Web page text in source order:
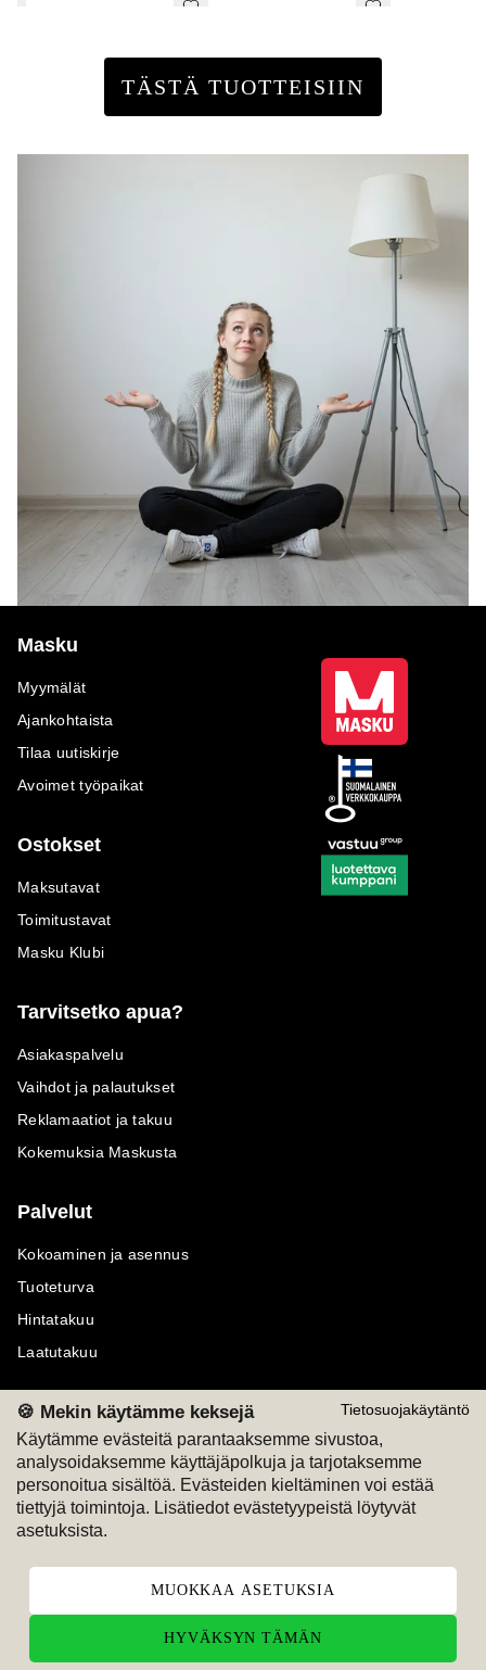
Tietosuojakäytäntö
🍪 Mekin käytämme keksejä
Käytämme evästeitä parantaaksemme sivustoa,
analysoidaksemme käyttäjäpolkuja ja tarjotaksemme
personoitua sisältöä. Evästeiden kieltäminen voi estää
tiettyjä toimintoja. Lisätiedot evästetyypeistä löytyvät
asetuksista.
MUOKKAA ASETUKSIA
HYVÄKSYN TÄMÄN
TÄSTÄ TUOTTEISIIN
Masku
Myymälät
Ajankohtaista
Tilaa uutiskirje
Avoimet työpaikat
Ostokset
Maksutavat
Toimitustavat
Masku Klubi
Tarvitsetko apua?
Asiakaspalvelu
Vaihdot ja palautukset
Reklamaatiot ja takuu
Kokemuksia Maskusta
Palvelut
Kokoaminen ja asennus
Tuoteturva
Hintatakuu
Laatutakuu
Maksutavat
M
Seuraa meitä